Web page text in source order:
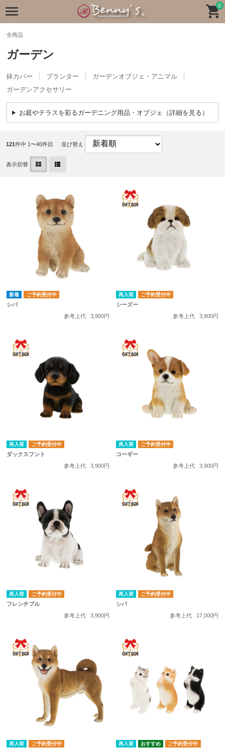
0
全商品
ガーデン
鉢カバー プランター
ガーデンオブジェ・アニマル
ガーデンアクセサリー
お庭やテラスを彩るガーデニング用品・オブジェ（詳細を見る）
121件中 1〜40件目 並び替え
表示切替
ご予約受付中
シバ
参考上代
3,900円
再入荷 ご予約受付中
シーズー
参考上代
3,900円
再入荷 ご予約受付中
ダックスフント
参考上代
3,900円
再入荷 ご予約受付中
コーギー
参考上代
3,900円
再入荷 ご予約受付中
フレンチブル
参考上代
3,900円
再入荷 ご予約受付中
シバ
参考上代
17,000円
再入荷 ご予約受付中 再入荷 ご予約受付中